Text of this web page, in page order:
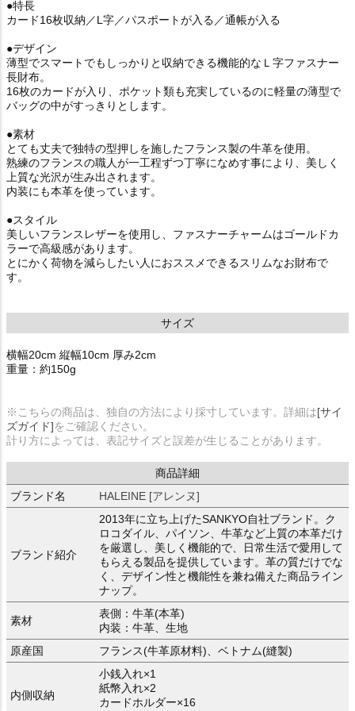
●特長
カード16枚収納／L字／パスポートが入る／通帳が入る
●デザイン
薄型でスマートでもしっかりと収納できる機能的なＬ字ファスナー
長財布。
16枚のカードが入り、ポケット類も充実しているのに軽量の薄型で
バッグの中がすっきりとします。
●素材
とても丈夫で独特の型押しを施したフランス製の牛革を使用。
熟練のフランスの職人が一工程ずつ丁寧になめす事により、美しく
上質な光沢が生み出されます。
内装にも本革を使っています。
●スタイル
美しいフランスレザーを使用し、ファスナーチャームはゴールドカ
ラーで高級感があります。
とにかく荷物を減らしたい人におススメできるスリムなお財布で
す。
サイズ
横幅20cm 縦幅10cm 厚み2cm
重量：約150g
※こちらの商品は、独自の方法により採寸しています。詳細は[サイ
ズガイド]をご確認ください。
計り方によっては、表記サイズと誤差が生じることがあります。
商品詳細
ブランド名
HALEINE [アレンヌ]
ブランド紹介
2013年に立ち上げたSANKYO自社ブランド。ク
ロコダイル、パイソン、牛革など上質の本革だけ
を厳選し、美しく機能的で、日常生活で愛用して
もらえる製品を提供しています。革の質だけでな
く、デザイン性と機能性を兼ね備えた商品ライン
ナップ。
素材
表側：牛革(本革)
内装：牛革、生地
原産国
フランス(牛革原材料)、ベトナム(縫製)
内側収納
小銭入れ×1
紙幣入れ×2
カードホルダー×16